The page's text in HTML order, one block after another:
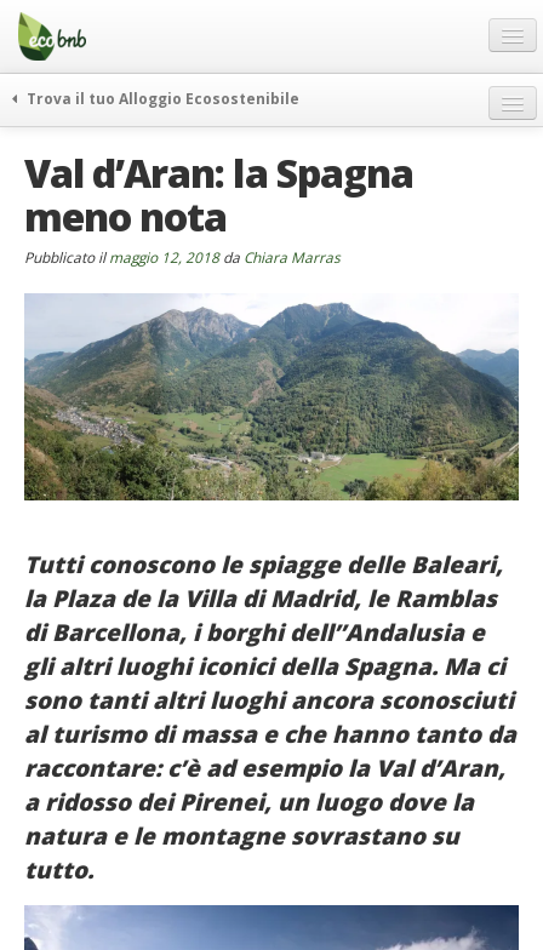
Menu
Salta
contenuto
Offerte Speciali
Regali
FAQ
Chi Siamo
Partner
Contatti
Italiano
German
English
French
Italiano
Trova il tuo Alloggio Ecosostenibile
itinerari
curiosità
vivere e viaggiare verde
rassegna stampa
Val d’Aran: la Spagna
meno nota
Pubblicato ilmaggio 12, 2018da Chiara Marras
Tutti conoscono le spiagge delle Baleari,
la Plaza de la Villa di Madrid, le Ramblas
di Barcellona, i borghi dell’’Andalusia e
gli altri luoghi iconici della Spagna. Ma ci
sono tanti altri luoghi ancora sconosciuti
al turismo di massa e che hanno tanto da
raccontare: c’è ad esempio la Val d’Aran,
a ridosso dei Pirenei, un luogo dove la
natura e le montagne sovrastano su
tutto.